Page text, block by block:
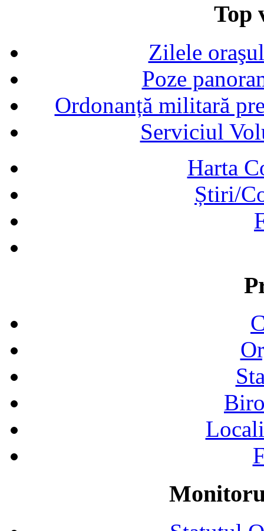
Top
Zilele
Poze
Ordonanță militară
Serviciul
Harta
Știri/